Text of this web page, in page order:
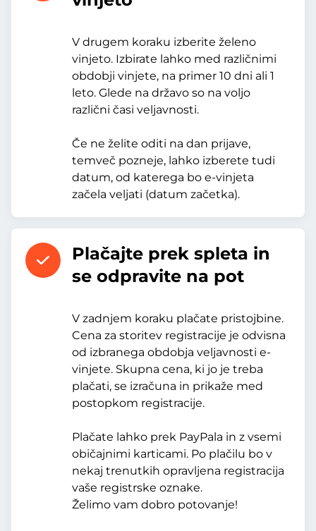
V drugem koraku izberite želeno
vinjeto. Izbirate lahko med različnimi
obdobji vinjete, na primer 10 dni ali 1
leto. Glede na državo so na voljo
različni časi veljavnosti.
Če ne želite oditi na dan prijave,
temveč pozneje, lahko izberete tudi
datum, od katerega bo e-vinjeta
začela veljati (datum začetka).
Plačajte prek spleta in
se odpravite na pot
V zadnjem koraku plačate pristojbine.
Cena za storitev registracije je odvisna
od izbranega obdobja veljavnosti e-
vinjete. Skupna cena, ki jo je treba
plačati, se izračuna in prikaže med
postopkom registracije.
Plačate lahko prek PayPala in z vsemi
običajnimi karticami. Po plačilu bo v
nekaj trenutkih opravljena registracija
vaše registrske oznake.
Želimo vam dobro potovanje!